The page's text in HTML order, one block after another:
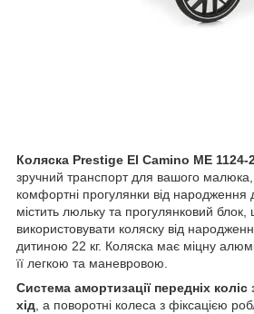
Коляска Prestige El Camino ME 1124-
зручний транспорт для вашого малюка,
комфортні прогулянки від народження
містить люльку та прогулянковий
використовувати коляску від
дитиною 22 кг. Коляска має міцну
її легкою та маневровою.
Система амортизації передніх
хід, а поворотні колеса з фіксацією